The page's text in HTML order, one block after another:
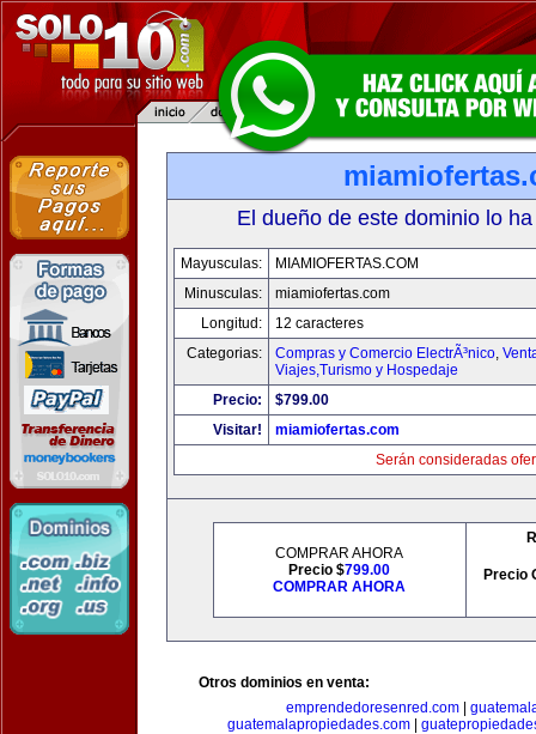
El dueño de este dominio lo
Mayusculas:
MIAMIOFERTAS.COM
Minusculas:
miamiofertas.com
Longitud:
12 caracteres
Categorias:
Compras y Comercio ElectrÃ³nico,
Viajes,Turismo y Hospedaje
Precio:
$799.00
Visitar!
miamiofertas.com
Serán consideradas
COMPRAR AHORA
Precio $799.00
COMPRAR AHORA
Precio
Otros dominios en venta:
emprendedoresenred.com|
guatemalapropiedades.com|